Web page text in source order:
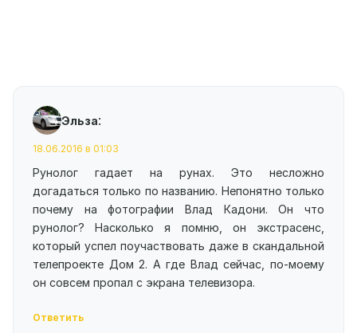
Эльза:
18.06.2016 в 01:03
Рунолог гадает на рунах. Это несложно
догадаться только по названию. Непонятно только
почему на фотографии Влад Кадони. Он что
рунолог? Насколько я помню, он экстрасенс,
который успел поучаствовать даже в скандальной
телепроекте Дом 2. А где Влад сейчас, по-моему
он совсем пропал с экрана телевизора.
Ответить